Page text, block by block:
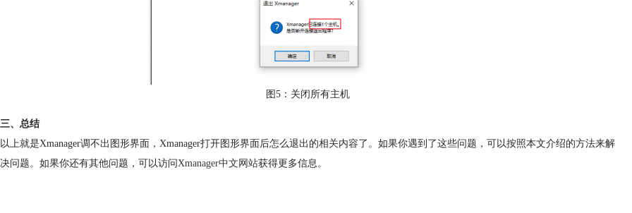
图5：关闭所有主机
三、总结
以上就是Xmanager调不出图形界面，Xmanager打开图形界面后怎么退出的相关内容了。如果你遇到了这些问题，可以按照本文介绍的方法来解
决问题。如果你还有其他问题，可以访问Xmanager中文网站获得更多信息。